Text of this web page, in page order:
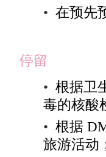
• 在预先
停留
• 根据卫
毒的核酸
• 根据
旅游活动